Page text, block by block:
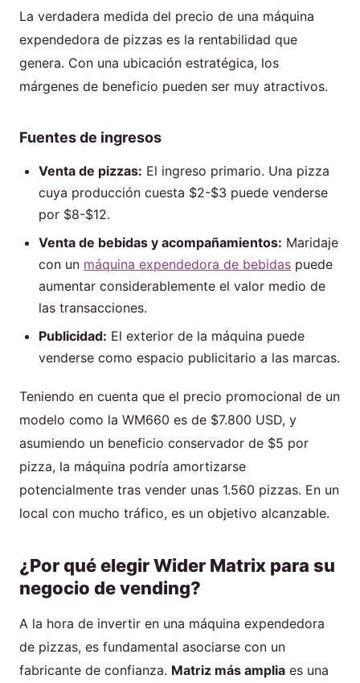
La verdadera medida del precio de una máquina
expendedora de pizzas es la rentabilidad que
genera. Con una ubicación estratégica, los
márgenes de beneficio pueden ser muy atractivos.
Fuentes de ingresos
Venta de pizzas: El ingreso primario. Una pizza
cuya producción cuesta $2-$3 puede venderse
por $8-$12.
Venta de bebidas y acompañamientos: Maridaje
con un máquina expendedora de bebidas puede
aumentar considerablemente el valor medio de
las transacciones.
Publicidad: El exterior de la máquina puede
venderse como espacio publicitario a las marcas.
Teniendo en cuenta que el precio promocional de un
modelo como la WM660 es de $7.800 USD, y
asumiendo un beneficio conservador de $5 por
pizza, la máquina podría amortizarse
potencialmente tras vender unas 1.560 pizzas. En un
local con mucho tráfico, es un objetivo alcanzable.
¿Por qué elegir Wider Matrix para su
negocio de vending?
A la hora de invertir en una máquina expendedora
de pizzas, es fundamental asociarse con un
fabricante de confianza. Matriz más amplia es una